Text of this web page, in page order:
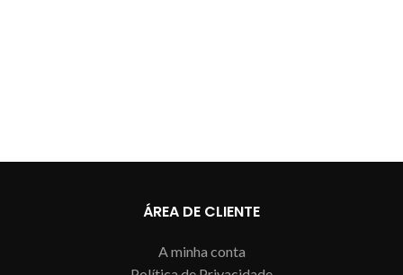
ÁREA DE CLIENTE
A minha conta